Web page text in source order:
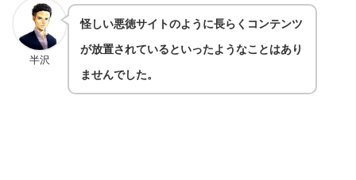
半沢
怪しい悪徳サイトのように長らくコンテンツ
が放置されているといったようなことはあり
ませんでした。